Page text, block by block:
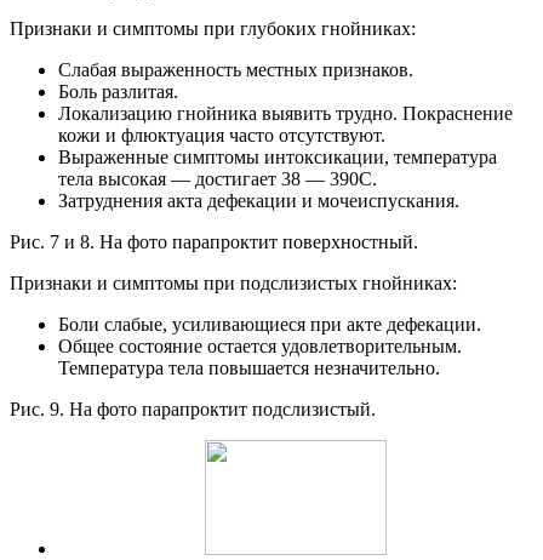
Признаки и симптомы при глубоких гнойниках:
Слабая выраженность местных признаков.
Боль разлитая.
Локализацию гнойника выявить трудно. Покраснение
кожи и флюктуация часто отсутствуют.
Выраженные симптомы интоксикации, температура
тела высокая — достигает 38 — 390С.
Затруднения акта дефекации и мочеиспускания.
Рис. 7 и 8. На фото парапроктит поверхностный.
Признаки и симптомы при подслизистых гнойниках:
Боли слабые, усиливающиеся при акте дефекации.
Общее состояние остается удовлетворительным.
Температура тела повышается незначительно.
Рис. 9. На фото парапроктит подслизистый.